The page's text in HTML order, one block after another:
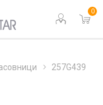
0
257G439